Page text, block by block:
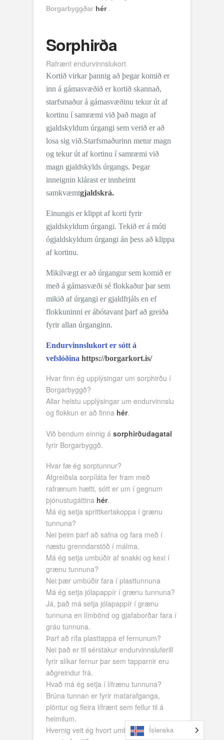
Borgarbyggðar hér.
Sorphirða
Rafrænt endurvinnslukort
Kortið virkar þannig að þegar komið er
inn á gámasvæðið er kortið skannað,
starfsmaður á gámasvæðinu tekur út af
kortinu í samræmi við það magn af
gjaldskyldum úrgangi sem verið er að
losa sig við.Starfsmaðurinn metur magn
og tekur út af kortinu í samræmi við
magn gjaldskylds úrgangs. Þegar
inneignin klárast er innheimt
samkvæmtgjaldskrá.
Einungis er klippt af korti fyrir
gjaldskyldum úrgangi. Tekið er á móti
ógjaldskyldum úrgangi án þess að klippa
af kortinu.
Mikilvægt er að úrgangur sem komið er
með á gámasvæði sé flokkaður þar sem
mikið af úrgangi er gjaldfrjáls en ef
flokkuninni er ábótavant þarf að greiða
fyrir allan úrganginn.
Endurvinnslukort er sótt á
vefslóðina https://borgarkort.is/
Hvar finn ég upplýsingar um sorphirðu í
Borgarbyggð?
Allar helstu upplýsingar um endurvinnslu
og flokkun er að finna hér.
Við bendum einnig ásorphirðudagatal
fyrir Borgarbyggð.
Hvar fæ ég sorptunnur?
Afgreiðsla sorpíláta fer fram með
rafrænum hætti, sótt er um í gegnum
þjónustugáttina hér.
Má ég setja sprittkertakoppa í grænu
tunnuna?
Nei þeim þarf að safna og fara með í
næstu grenndarstöð í málma.
Má ég setja umbúðir af snakki og kexi í
grænu tunnuna?
Nei þær umbúðir fara í plasttunnuna
Má ég setja jólapappír í grænu tunnuna?
Já, það má setja jólapappír í grænu
tunnuna en límbönd og gjafaborðar fara í
gráu tunnuna.
Þarf að rífa plasttappa ef fernunum?
Nei það er til sérstakur endurvinnsluferill
fyrir slíkar fernur þar sem tapparnir eru
aðgreindur frá.
Hvað má ég setja í lífrænu tunnuna?
Brúna tunnan er fyrir matarafganga,
plöntur og fleira lífrænt sem fellur til á
heimilum.
Hvernig veit ég hvort umbúðir eru plast,
Íslenska